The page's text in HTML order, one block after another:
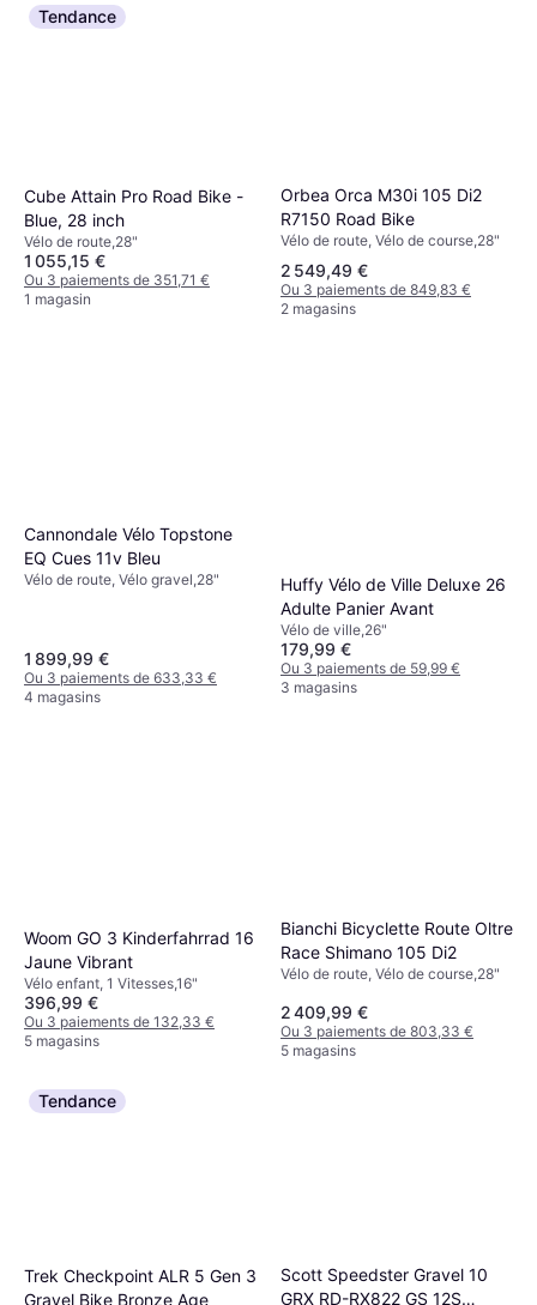
Tendance
Cube Attain Pro Road Bike -
Blue, 28 inch
Vélo de route,28"
1 055,15 €
Ou 3 paiements de 351,71 €
1 magasin
Orbea Orca M30i 105 Di2
R7150 Road Bike
Vélo de route, Vélo de course,28"
2 549,49 €
Ou 3 paiements de 849,83 €
2 magasins
Cannondale Vélo Topstone
EQ Cues 11v Bleu
Vélo de route, Vélo gravel,28"
1 899,99 €
Ou 3 paiements de 633,33 €
4 magasins
Huffy Vélo de Ville Deluxe 26
Adulte Panier Avant
Vélo de ville,26"
179,99 €
Ou 3 paiements de 59,99 €
3 magasins
Woom GO 3 Kinderfahrrad 16
Jaune Vibrant
Vélo enfant, 1 Vitesses,16"
396,99 €
Ou 3 paiements de 132,33 €
5 magasins
Bianchi Bicyclette Route Oltre
Race Shimano 105 Di2
Vélo de route, Vélo de course,28"
2 409,99 €
Ou 3 paiements de 803,33 €
5 magasins
Tendance
Trek Checkpoint ALR 5 Gen 3
Gravel Bike Bronze Age
Scott Speedster Gravel 10
GRX RD-RX822 GS 12S